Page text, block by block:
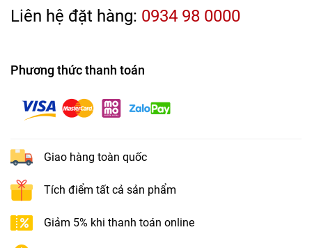
Liên hệ đặt hàng: 0934 98 0000
Phương thức thanh toán
Giao hàng toàn quốc
Tích điểm tất cả sản phẩm
Giảm 5% khi thanh toán online